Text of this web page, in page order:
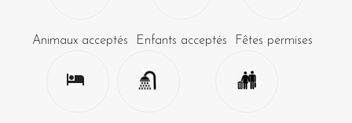
Animaux acceptés Enfants acceptés Fêtes permises